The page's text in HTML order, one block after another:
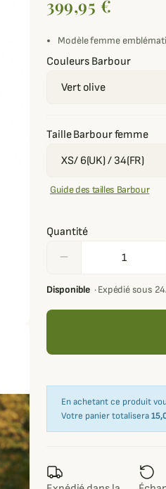
399,95 €
Modèle femme
Couleurs Barbour
Taille Barbour femme
Guide des tailles Barbour
Quantité
remove
Disponible ·Expédié sous
En achetant ce produit
Votre panier totalisera